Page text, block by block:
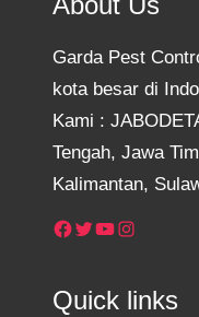
Garda Pest
kota besar di
Kami :
Tengah, Jawa
Kalimantan,
Facebook Twitter YouTube Instagram
Quick links